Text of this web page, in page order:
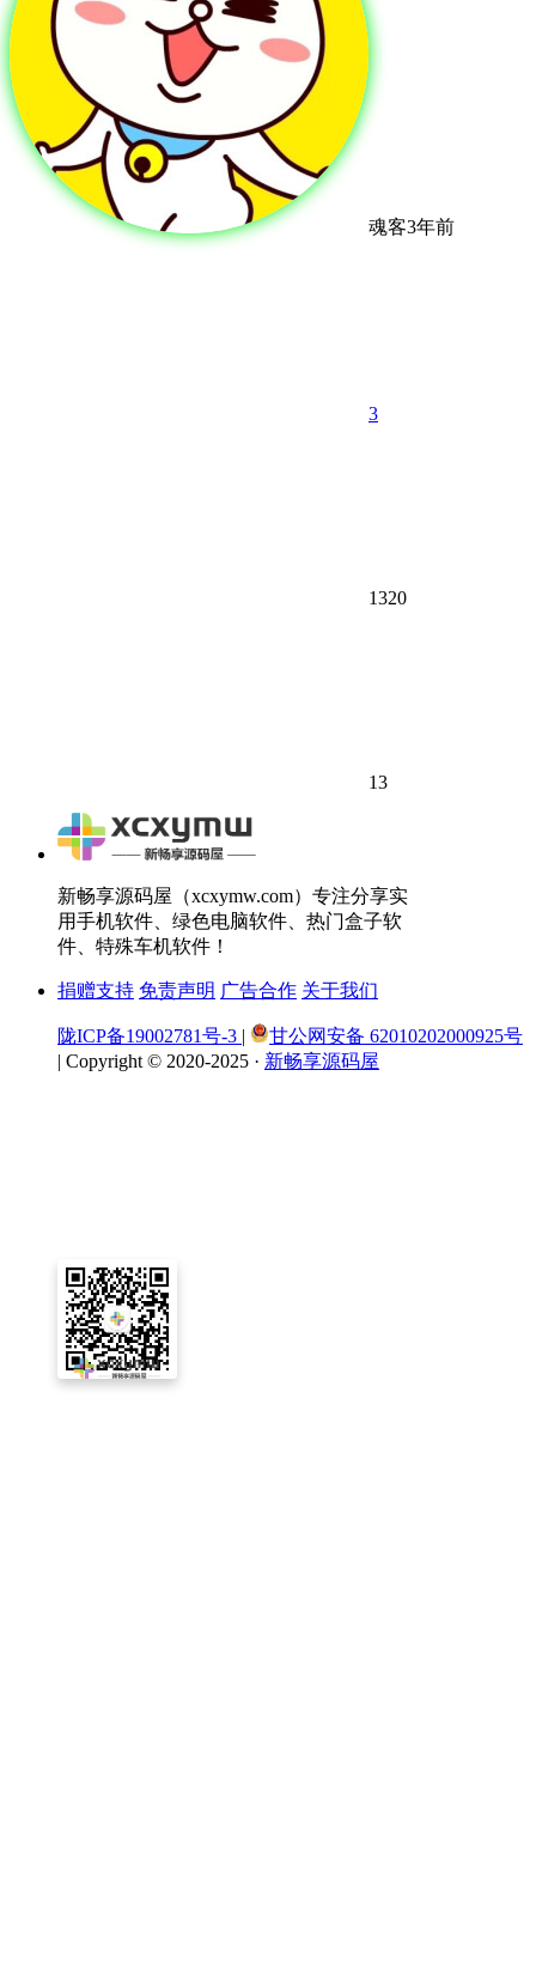
魂客3年前
3
1320
13
新畅享源码屋（xcxymw.com）专注分享实
用手机软件、绿色电脑软件、热门盒子软
件、特殊车机软件！
捐赠支持 免责声明 广告合作 关于我们
陇ICP备19002781号-3 |
甘公网安备 62010202000925号
| Copyright © 2020-2025 · 新畅享源码屋